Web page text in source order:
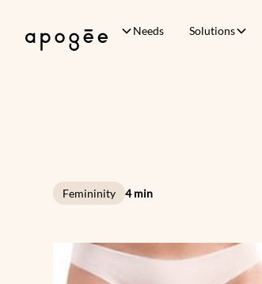
Needs Solutions
Femininity 4 min